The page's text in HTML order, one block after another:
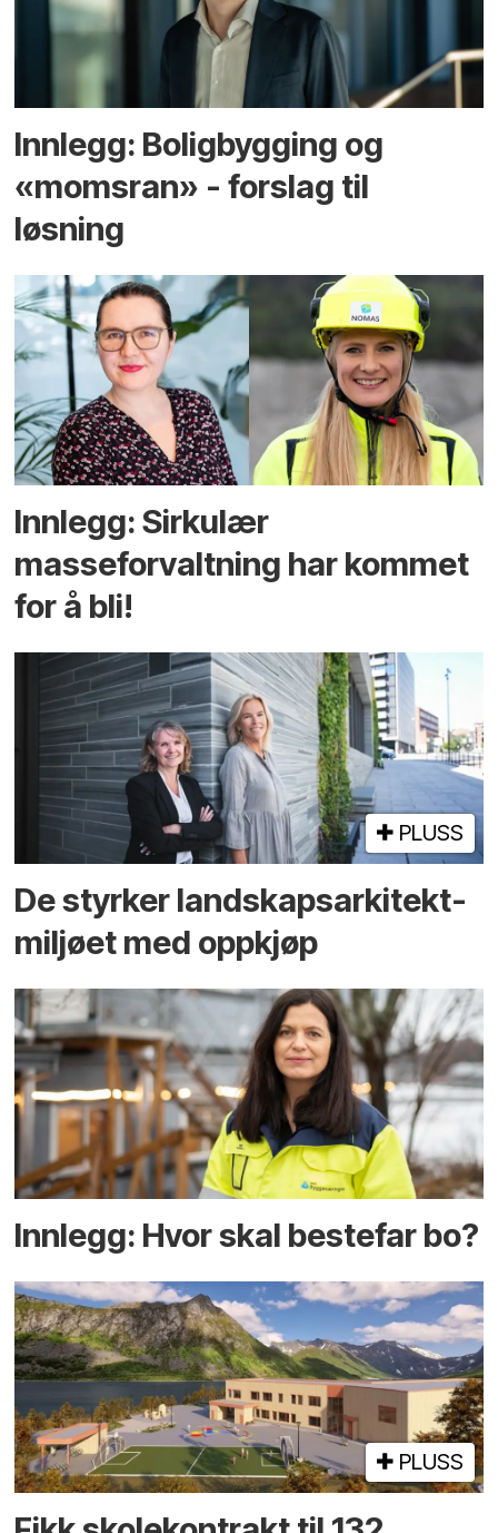
Innlegg: Boligbygging og
«momsran» - forslag til
løsning
Innlegg: Sirkulær
masseforvaltning har kommet
for å bli!
PLUSS
De styrker landskaps­arkitekt­
miljøet med oppkjøp
Innlegg: Hvor skal bestefar bo?
PLUSS